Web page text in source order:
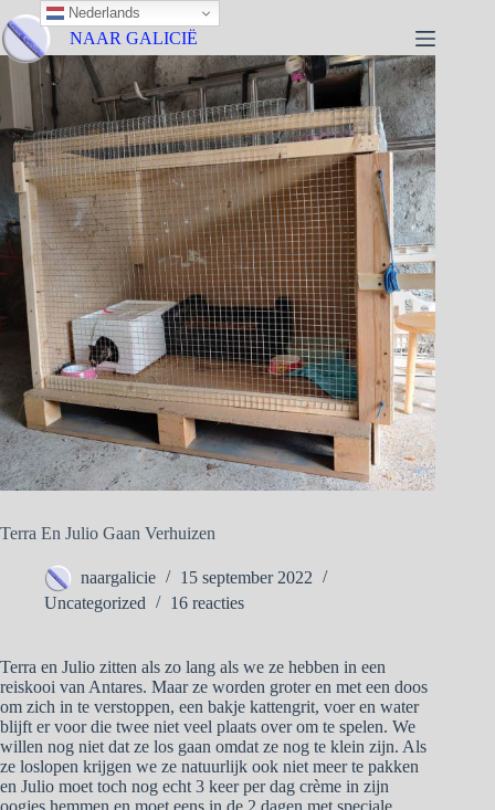
NAAR GALICIË
Terra En Julio Gaan Verhuizen
naargalicie
15 september 2022
Uncategorized
16 reacties
Terra en Julio zitten als zo lang als we ze hebben in een
reiskooi van Antares. Maar ze worden groter en met een doos
om zich in te verstoppen, een bakje kattengrit, voer en water
blijft er voor die twee niet veel plaats over om te spelen. We
willen nog niet dat ze los gaan omdat ze nog te klein zijn. Als
ze loslopen krijgen we ze natuurlijk ook niet meer te pakken
en Julio moet toch nog echt 3 keer per dag crème in zijn
Nederlands